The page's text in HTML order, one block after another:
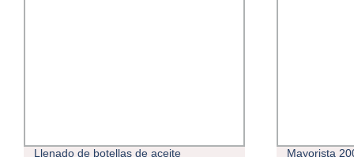
Mayorista 2000 Puffs 50mg Acapes de
Consulta